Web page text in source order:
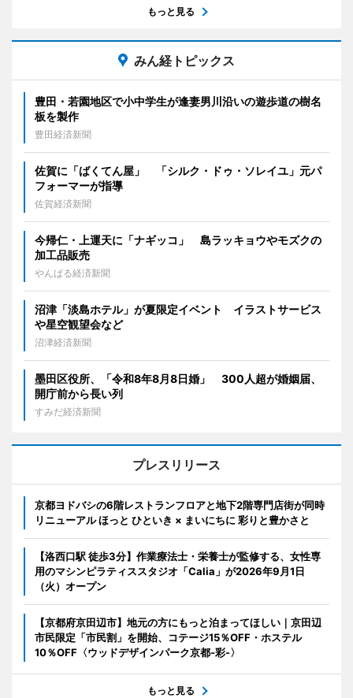
もっと見る
みん経トピックス
豊田・若園地区で小中学生が逢妻男川沿いの遊歩道の樹名
板を製作
豊田経済新聞
佐賀に「ばくてん屋」 「シルク・ドゥ・ソレイユ」元パ
フォーマーが指導
佐賀経済新聞
今帰仁・上運天に「ナギッコ」 島ラッキョウやモズクの
加工品販売
やんばる経済新聞
沼津「淡島ホテル」が夏限定イベント イラストサービス
や星空観望会など
沼津経済新聞
墨田区役所、「令和8年8月8日婚」 300人超が婚姻届、
開庁前から長い列
すみだ経済新聞
プレスリリース
京都ヨドバシの6階レストランフロアと地下2階専門店街が同時
リニューアル ほっと ひといき × まいにちに 彩りと豊かさと
【洛西口駅 徒歩3分】作業療法士・栄養士が監修する、女性専
用のマシンピラティススタジオ「Calia」が2026年9月1日
（火）オープン
【京都府京田辺市】地元の方にもっと泊まってほしい｜京田辺
市民限定「市民割」を開始、コテージ15％OFF・ホステル
10％OFF〈ウッドデザインパーク京都-彩-〉
もっと見る